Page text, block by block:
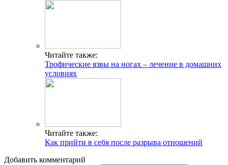
Читайте также:
Трофические язвы на ногах – лечение в домашних
условиях
Читайте также:
Как прийти в себя после разрыва отношений
Добавить комментарий